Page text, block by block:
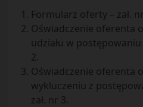
Formularz oferty – zał.
Oświadczenie oferenta
udziału w
2.
Oświadczenie oferenta
wykluczeniu z
zał. nr 3.